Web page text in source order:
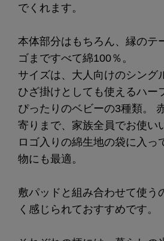
でくれます。
本体部分はもちろん、縁のテ
ゴまですべて綿100％。
サイズは、大人向けのシング
ひざ掛けとしても使えるハー
ぴったりのベビーの3種類。
寄りまで、家族全員でお使い
ロゴ入りの綿生地の袋に入っ
物にも最適。
敷パッドと組み合わせて使う
く感じられておすすめです。